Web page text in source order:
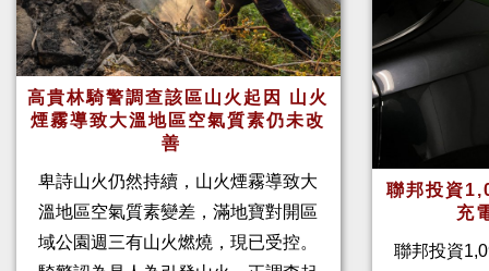
高貴林騎警調查該區山火起因 山火
煙霧導致大溫地區空氣質素仍未改
善
卑詩山火仍然持續，山火煙霧導致大
溫地區空氣質素變差，滿地寶對開區
域公園週三有山火燃燒，現已受控。
聯邦投資
充
聯邦投資